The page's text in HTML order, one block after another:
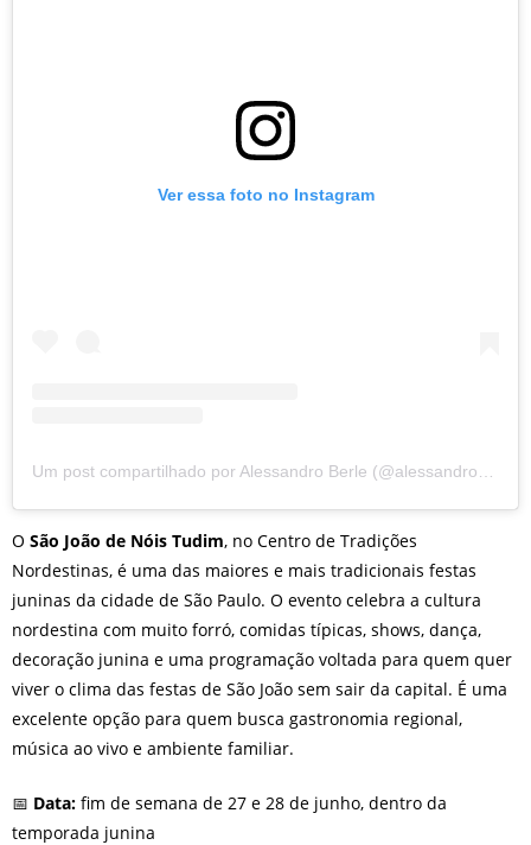
Ver essa foto no Instagram
O São João de Nóis Tudim, no Centro de Tradições
Nordestinas, é uma das maiores e mais tradicionais festas
juninas da cidade de São Paulo. O evento celebra a cultura
nordestina com muito forró, comidas típicas, shows, dança,
decoração junina e uma programação voltada para quem quer
viver o clima das festas de São João sem sair da capital. É uma
excelente opção para quem busca gastronomia regional,
música ao vivo e ambiente familiar.
📅 Data: fim de semana de 27 e 28 de junho, dentro da
temporada junina